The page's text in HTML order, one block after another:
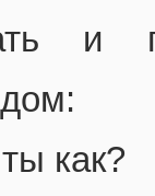
и
как?